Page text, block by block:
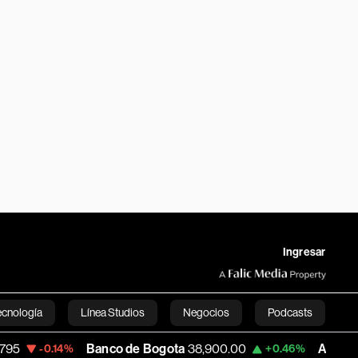
Ingresar
Línea Studios Negocios Podcasts
English
Banco de Bogota 38,900.00 +0.46% Apple 313.305